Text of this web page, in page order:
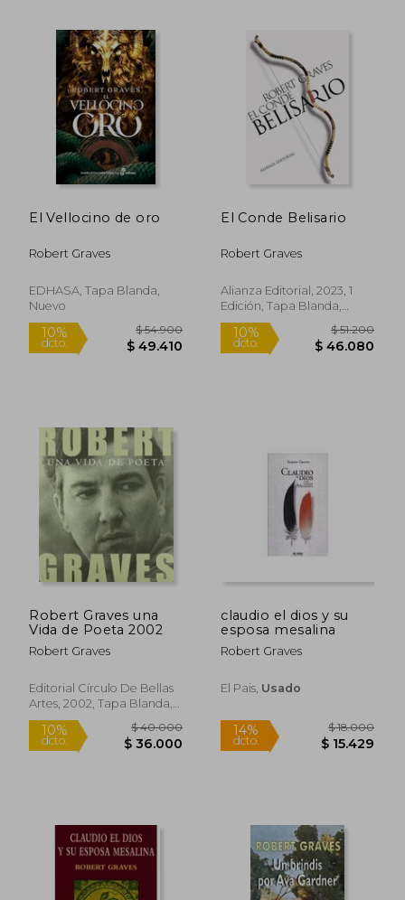
dcto. $ 43.470 dcto.
El Vellocino de oro
Robert Graves
EDHASA, Tapa Blanda,
Nuevo
10%
dcto. $ 49.410
El Conde Belisario
Robert Graves
Alianza Editorial, 2023, 1
Edición, Tapa Blanda,
Nuevo
10%
dcto. $
Robert Graves una
Vida de Poeta 2002
Robert Graves
Editorial Círculo De Bellas
Artes, 2002, Tapa Blanda,
Nuevo
claudio el dios y su
esposa mesalina
Robert Graves
El Pais, Usado